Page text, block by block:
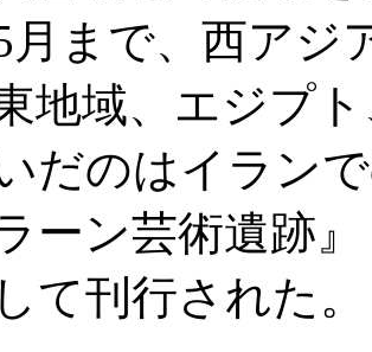
月まで、西アジ
地域、エジプ
だのはイラン
ーン芸術遺跡
て刊行された。